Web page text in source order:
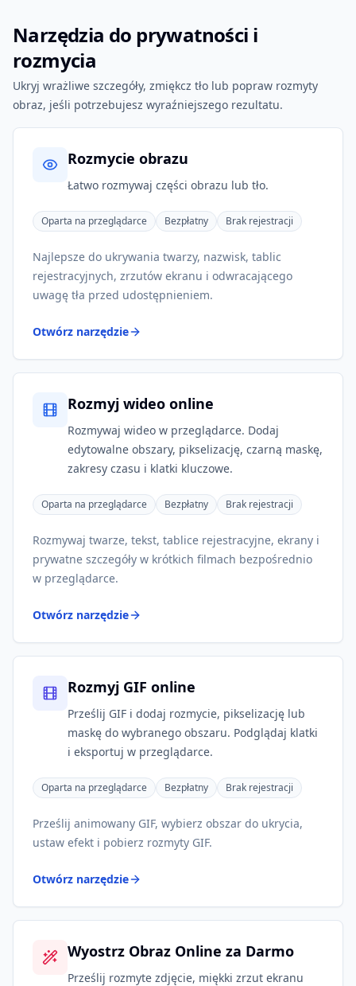
Narzędzia do prywatności i
rozmycia
Ukryj wrażliwe szczegóły, zmiękcz tło lub popraw rozmyty
obraz, jeśli potrzebujesz wyraźniejszego rezultatu.
Rozmycie obrazu
Łatwo rozmywaj części obrazu lub tło.
Oparta na przeglądarce Bezpłatny Brak rejestracji
Najlepsze do ukrywania twarzy, nazwisk, tablic
rejestracyjnych, zrzutów ekranu i odwracającego
uwagę tła przed udostępnieniem.
Otwórz narzędzie
Rozmyj wideo online
Rozmywaj wideo w przeglądarce. Dodaj
edytowalne obszary, pikselizację, czarną maskę,
zakresy czasu i klatki kluczowe.
Oparta na przeglądarce Bezpłatny Brak rejestracji
Rozmywaj twarze, tekst, tablice rejestracyjne, ekrany i
prywatne szczegóły w krótkich filmach bezpośrednio
w przeglądarce.
Otwórz narzędzie
Rozmyj GIF online
Prześlij GIF i dodaj rozmycie, pikselizację lub
maskę do wybranego obszaru. Podglądaj klatki
i eksportuj w przeglądarce.
Oparta na przeglądarce Bezpłatny Brak rejestracji
Prześlij animowany GIF, wybierz obszar do ukrycia,
ustaw efekt i pobierz rozmyty GIF.
Otwórz narzędzie
Wyostrz Obraz Online za Darmo
Prześlij rozmyte zdjęcie, miękki zrzut ekranu